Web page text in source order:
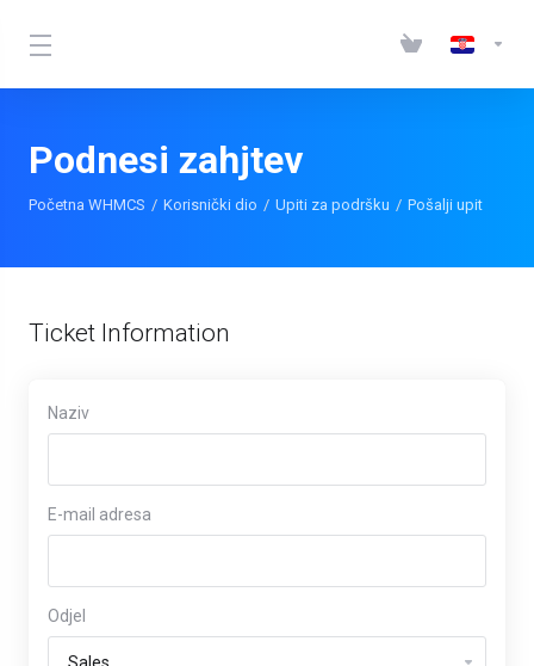
Podnesi zahjtev
Početna WHMCS Korisnički dio Upiti za podršku Pošalji upit
Ticket Information
Naziv
E-mail adresa
Odjel